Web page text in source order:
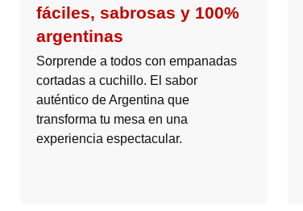
fáciles, sabrosas y 100%
argentinas
Sorprende a todos con empanadas
cortadas a cuchillo. El sabor
auténtico de Argentina que
transforma tu mesa en una
experiencia espectacular.